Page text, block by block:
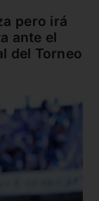
pero irá
ante el
del Torneo